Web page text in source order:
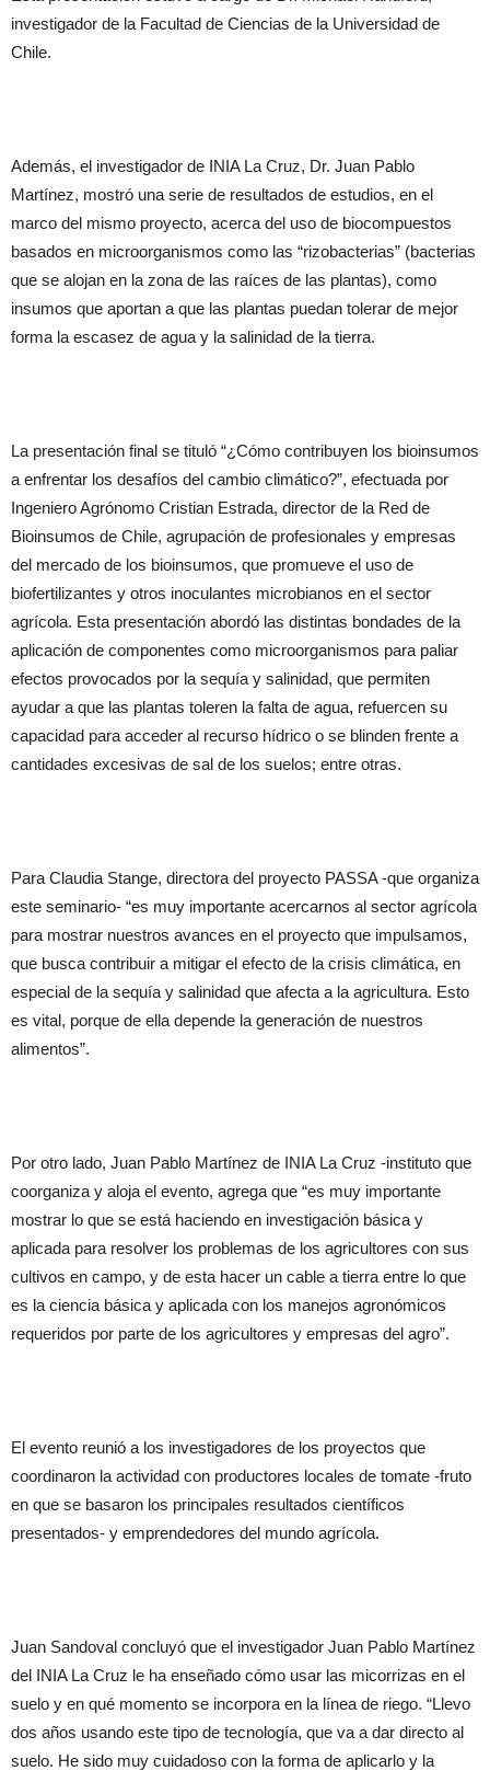
investigador de la Facultad de Ciencias de la Universidad de
Chile.
Además, el investigador de INIA La Cruz, Dr. Juan Pablo
Martínez, mostró una serie de resultados de estudios, en el
marco del mismo proyecto, acerca del uso de biocompuestos
basados en microorganismos como las “rizobacterias” (bacterias
que se alojan en la zona de las raíces de las plantas), como
insumos que aportan a que las plantas puedan tolerar de mejor
forma la escasez de agua y la salinidad de la tierra.
La presentación final se tituló “¿Cómo contribuyen los bioinsumos
a enfrentar los desafíos del cambio climático?”, efectuada por
Ingeniero Agrónomo Cristian Estrada, director de la Red de
Bioinsumos de Chile, agrupación de profesionales y empresas
del mercado de los bioinsumos, que promueve el uso de
biofertilizantes y otros inoculantes microbianos en el sector
agrícola. Esta presentación abordó las distintas bondades de la
aplicación de componentes como microorganismos para paliar
efectos provocados por la sequía y salinidad, que permiten
ayudar a que las plantas toleren la falta de agua, refuercen su
capacidad para acceder al recurso hídrico o se blinden frente a
cantidades excesivas de sal de los suelos; entre otras.
Para Claudia Stange, directora del proyecto PASSA -que organiza
este seminario- “es muy importante acercarnos al sector agrícola
para mostrar nuestros avances en el proyecto que impulsamos,
que busca contribuir a mitigar el efecto de la crisis climática, en
especial de la sequía y salinidad que afecta a la agricultura. Esto
es vital, porque de ella depende la generación de nuestros
alimentos”.
Por otro lado, Juan Pablo Martínez de INIA La Cruz -instituto que
coorganiza y aloja el evento, agrega que “es muy importante
mostrar lo que se está haciendo en investigación básica y
aplicada para resolver los problemas de los agricultores con sus
cultivos en campo, y de esta hacer un cable a tierra entre lo que
es la ciencia básica y aplicada con los manejos agronómicos
requeridos por parte de los agricultores y empresas del agro”.
El evento reunió a los investigadores de los proyectos que
coordinaron la actividad con productores locales de tomate -fruto
en que se basaron los principales resultados científicos
presentados- y emprendedores del mundo agrícola.
Juan Sandoval concluyó que el investigador Juan Pablo Martínez
del INIA La Cruz le ha enseñado cómo usar las micorrizas en el
suelo y en qué momento se incorpora en la línea de riego. “Llevo
dos años usando este tipo de tecnología, que va a dar directo al
suelo. He sido muy cuidadoso con la forma de aplicarlo y la